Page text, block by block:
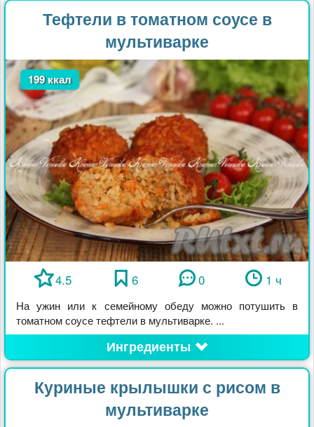
Тефтели в томатном соусе в
мультиварке
199 ккал
4.5 6 0 1 ч
На ужин или к семейному обеду можно потушить в
томатном соусе тефтели в мультиварке. ...
Ингредиенты
Куриные крылышки с рисом в
мультиварке